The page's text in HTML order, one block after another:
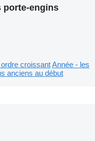
porte-engins
croissantAnnée - les
anciens au début